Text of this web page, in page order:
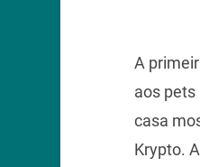
A
aos
casa
Krypto.